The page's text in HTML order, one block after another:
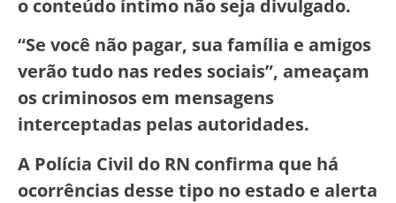
o conteúdo íntimo não seja divulgado.
“Se você não pagar, sua família e amigos
verão tudo nas redes sociais”, ameaçam
os criminosos em mensagens
interceptadas pelas autoridades.
A Polícia Civil do RN confirma que há
ocorrências desse tipo no estado e alerta